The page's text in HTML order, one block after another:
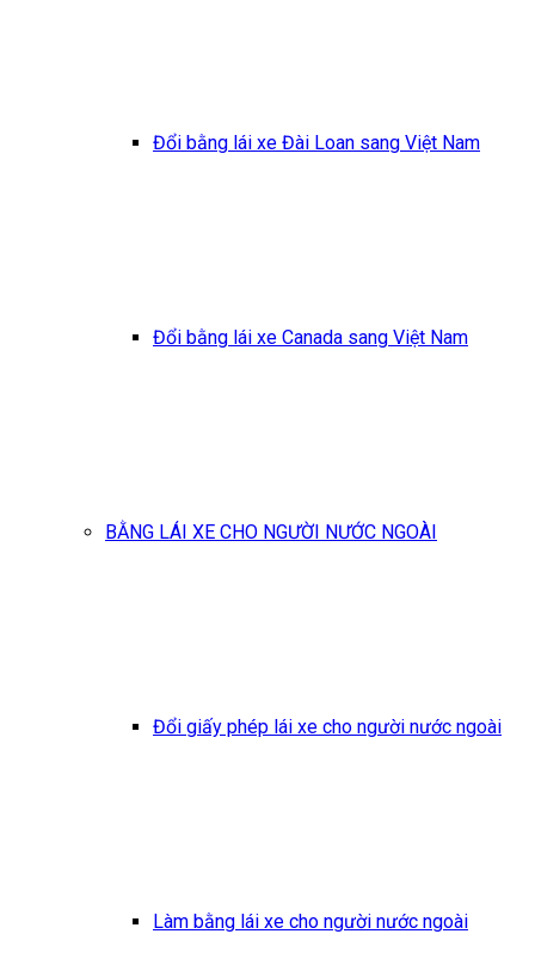
Đổi bằng lái xe Đài Loan sang Việt Nam
Đổi bằng lái xe Canada sang Việt Nam
BẰNG LÁI XE CHO NGƯỜI NƯỚC NGOÀI
Đổi giấy phép lái xe cho người nước ngoài
Làm bằng lái xe cho người nước ngoài